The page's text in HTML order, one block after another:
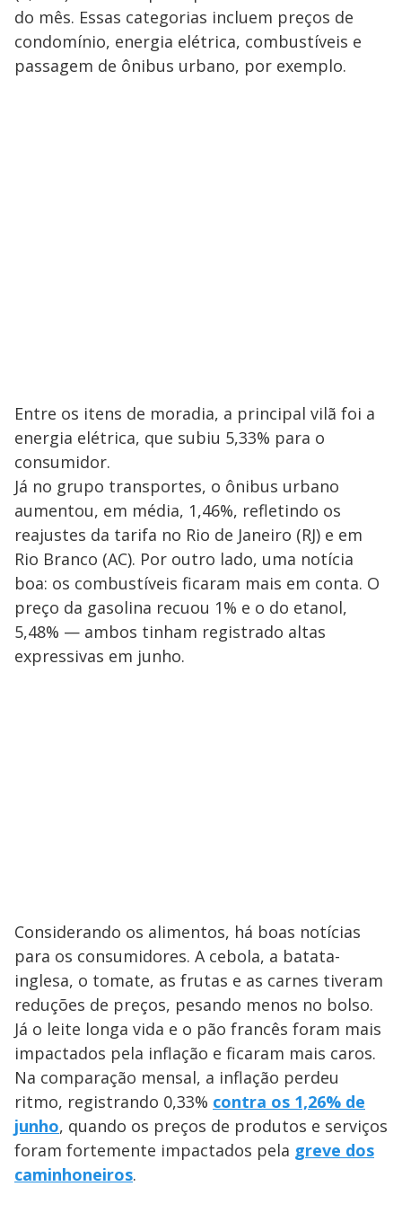
do mês. Essas categorias incluem preços de
condomínio, energia elétrica, combustíveis e
passagem de ônibus urbano, por exemplo.
Entre os itens de moradia, a principal vilã foi a
energia elétrica, que subiu 5,33% para o
consumidor.
Já no grupo transportes, o ônibus urbano
aumentou, em média, 1,46%, refletindo os
reajustes da tarifa no Rio de Janeiro (RJ) e em
Rio Branco (AC). Por outro lado, uma notícia
boa: os combustíveis ficaram mais em conta. O
preço da gasolina recuou 1% e o do etanol,
5,48% — ambos tinham registrado altas
expressivas em junho.
Considerando os alimentos, há boas notícias
para os consumidores. A cebola, a batata-
inglesa, o tomate, as frutas e as carnes tiveram
reduções de preços, pesando menos no bolso.
Já o leite longa vida e o pão francês foram mais
impactados pela inflação e ficaram mais caros.
Na comparação mensal, a inflação perdeu
ritmo, registrando 0,33% contra os 1,26% de
junho, quando os preços de produtos e serviços
foram fortemente impactados pela greve dos
caminhoneiros.